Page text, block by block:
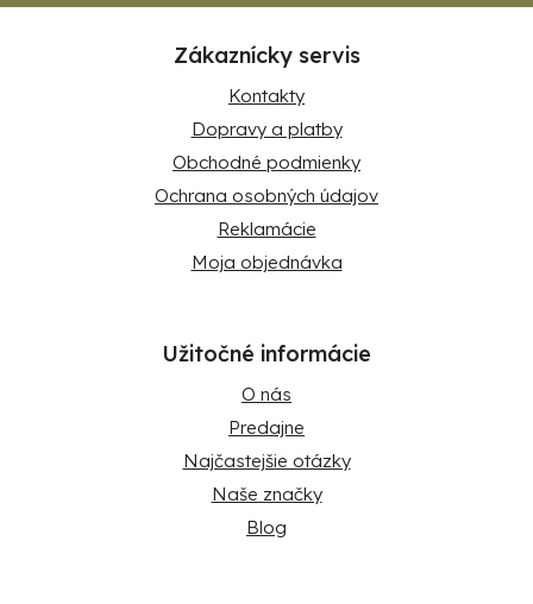
Zákaznícky servis
Kontakty
Dopravy a platby
Obchodné podmienky
Ochrana osobných údajov
Reklamácie
Moja objednávka
Užitočné informácie
O nás
Predajne
Najčastejšie otázky
Naše značky
Blog